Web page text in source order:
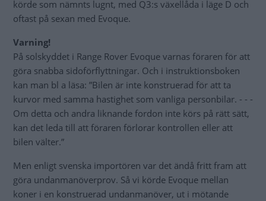
körde som nämnts lugnt, med Q3:s växellåda i läge D och
oftast på sexan med Evoque.
Varning!
På solskyddet i Range Rover Evoque varnas föraren för att
göra snabba sidoförflyttningar. Och i instruktionsboken
kan man bl a läsa: ”Bilen är inte konstruerad för att ta
kurvor med samma hastighet som vanliga personbilar. - - -
Om detta och andra liknande fordon inte körs på rätt sätt,
kan det leda till att föraren förlorar kontrollen eller att
bilen välter.”
Men enligt svenska importören var det ändå fritt fram att
göra undanmanöverprov. Så vi körde Evoque mellan
koner i en konstruerad undanmanöver, ut i mötande